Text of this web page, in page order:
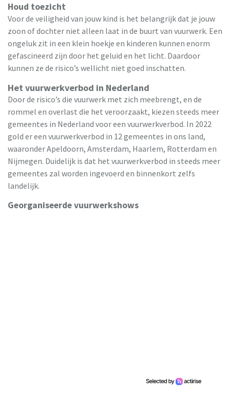
Houd toezicht
Voor de veiligheid van jouw kind is het belangrijk dat je jouw
zoon of dochter niet alleen laat in de buurt van vuurwerk. Een
ongeluk zit in een klein hoekje en kinderen kunnen enorm
gefascineerd zijn door het geluid en het licht. Daardoor
kunnen ze de risico’s wellicht niet goed inschatten.
Het vuurwerkverbod in Nederland
Door de risico’s die vuurwerk met zich meebrengt, en de
rommel en overlast die het veroorzaakt, kiezen steeds meer
gemeentes in Nederland voor een vuurwerkverbod. In 2022
gold er een vuurwerkverbod in 12 gemeentes in ons land,
waaronder Apeldoorn, Amsterdam, Haarlem, Rotterdam en
Nijmegen. Duidelijk is dat het vuurwerkverbod in steeds meer
gemeentes zal worden ingevoerd en binnenkort zelfs
landelijk.
Georganiseerde vuurwerkshows